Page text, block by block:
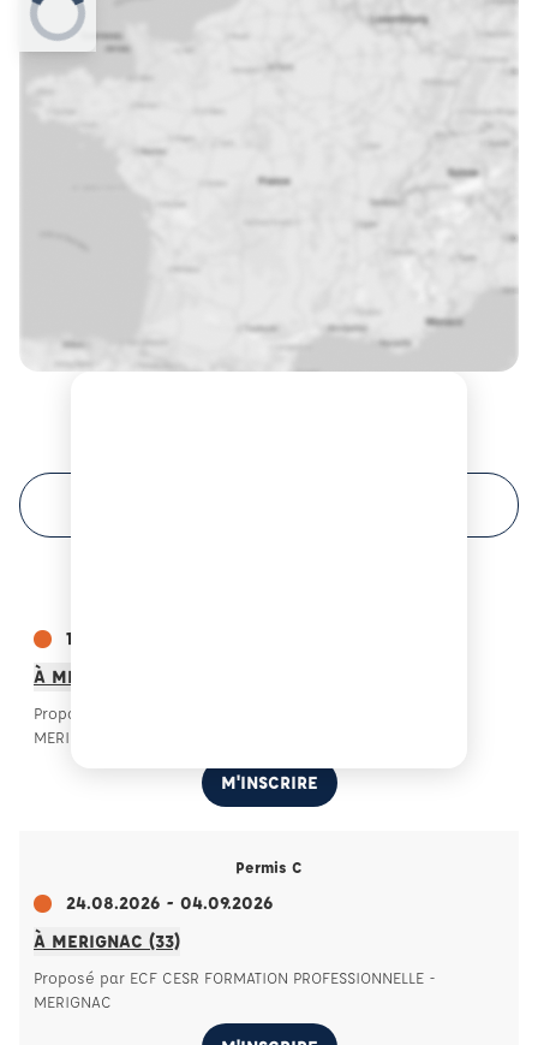
10.08.2026 - 21.08.2026
À MERIGNAC (33)
Proposé par ECF CESR FORMATION PROFESSIONNELLE -
MERIGNAC
M'INSCRIRE
Permis C
24.08.2026 - 04.09.2026
À MERIGNAC (33)
Proposé par ECF CESR FORMATION PROFESSIONNELLE -
MERIGNAC